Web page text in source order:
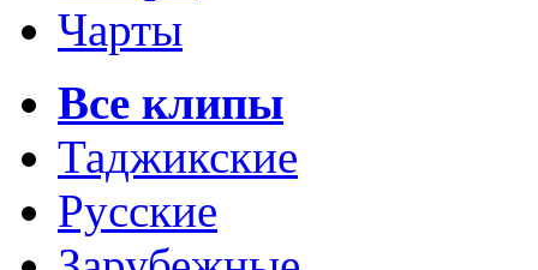
Чарты
Все клипы
Таджикские
Русские